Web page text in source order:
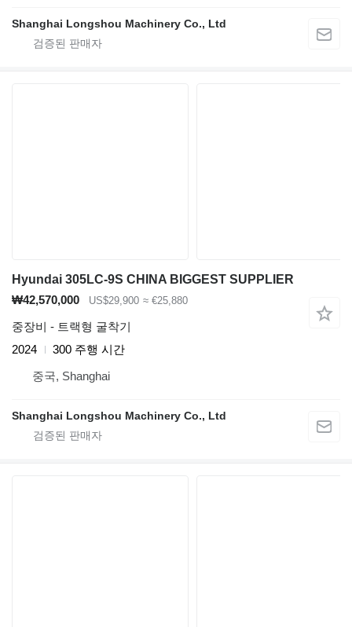
Shanghai Longshou Machinery Co., Ltd
Hyundai 305LC-9S CHINA BIGGEST SUPPLIER
₩42,570,000
US$29,900 ≈ €25,880
중장비 - 트랙형 굴착기
2024
300 주행 시간
중국, Shanghai
Shanghai Longshou Machinery Co., Ltd